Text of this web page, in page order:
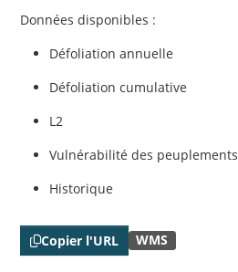
Données disponibles :
Défoliation annuelle
Défoliation cumulative
L2
Vulnérabilité des peuplements
Historique
Copier l'URL WMS